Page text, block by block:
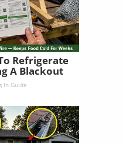
Refrigerate
A Blackout
In Guide